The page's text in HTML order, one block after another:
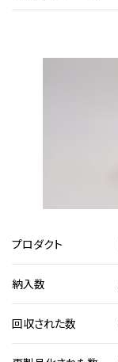
プロダクト
納入数
回収された数